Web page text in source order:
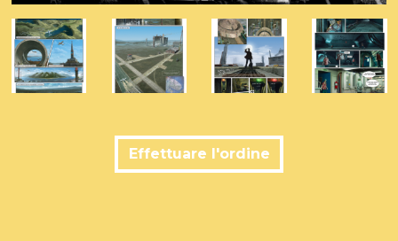
Effettuare l'ordine